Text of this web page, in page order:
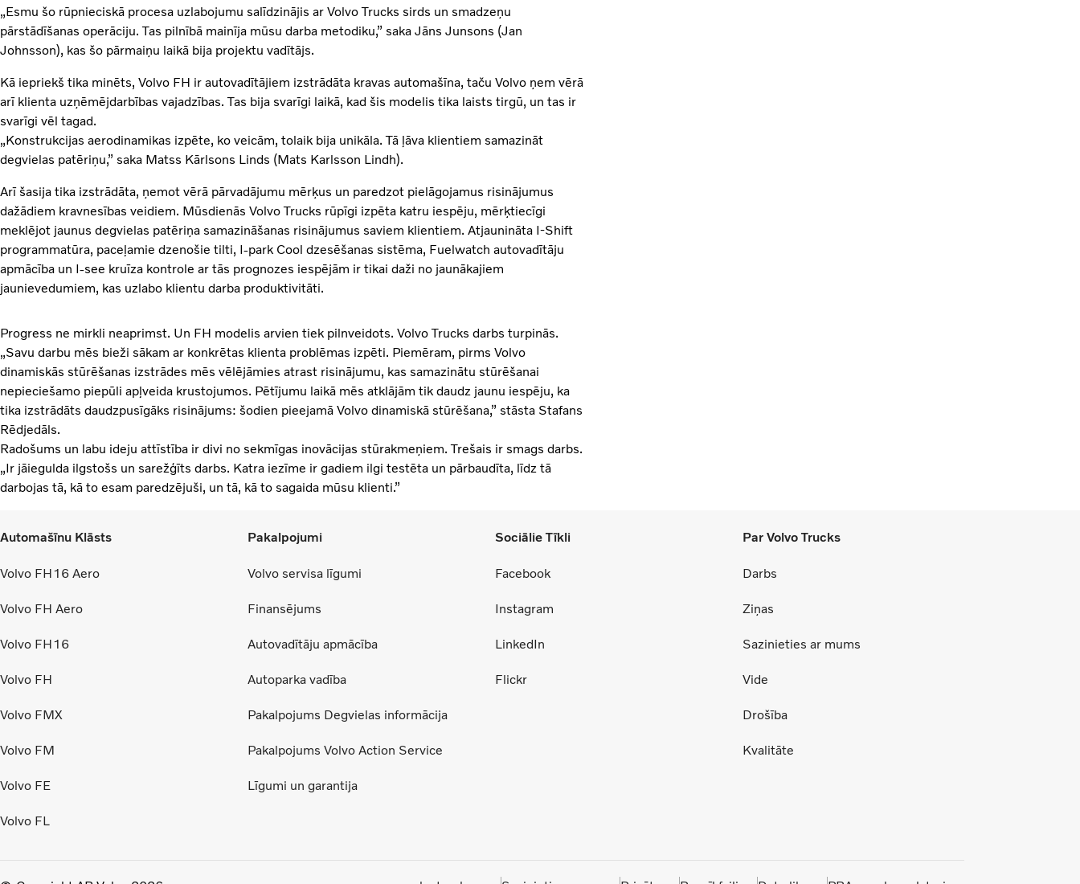
„Esmu šo rūpnieciskā procesa uzlabojumu salīdzinājis ar Volvo Trucks sirds un smadzeņu
pārstādīšanas operāciju. Tas pilnībā mainīja mūsu darba metodiku,” saka Jāns Junsons (Jan
Johnsson), kas šo pārmaiņu laikā bija projektu vadītājs.
Kā iepriekš tika minēts, Volvo FH ir autovadītājiem izstrādāta kravas automašīna, taču Volvo ņem vērā
arī klienta uzņēmējdarbības vajadzības. Tas bija svarīgi laikā, kad šis modelis tika laists tirgū, un tas ir
svarīgi vēl tagad.
„Konstrukcijas aerodinamikas izpēte, ko veicām, tolaik bija unikāla. Tā ļāva klientiem samazināt
degvielas patēriņu,” saka Matss Kārlsons Linds (Mats Karlsson Lindh).
Arī šasija tika izstrādāta, ņemot vērā pārvadājumu mērķus un paredzot pielāgojamus risinājumus
dažādiem kravnesības veidiem. Mūsdienās Volvo Trucks rūpīgi izpēta katru iespēju, mērķtiecīgi
meklējot jaunus degvielas patēriņa samazināšanas risinājumus saviem klientiem. Atjaunināta I-Shift
programmatūra, paceļamie dzenošie tilti, I-park Cool dzesēšanas sistēma, Fuelwatch autovadītāju
apmācība un I-see kruīza kontrole ar tās prognozes iespējām ir tikai daži no jaunākajiem
jaunievedumiem, kas uzlabo klientu darba produktivitāti.
Progress ne mirkli neaprimst. Un FH modelis arvien tiek pilnveidots. Volvo Trucks darbs turpinās.
„Savu darbu mēs bieži sākam ar konkrētas klienta problēmas izpēti. Piemēram, pirms Volvo
dinamiskās stūrēšanas izstrādes mēs vēlējāmies atrast risinājumu, kas samazinātu stūrēšanai
nepieciešamo piepūli apļveida krustojumos. Pētījumu laikā mēs atklājām tik daudz jaunu iespēju, ka
tika izstrādāts daudzpusīgāks risinājums: šodien pieejamā Volvo dinamiskā stūrēšana,” stāsta Stafans
Rēdjedāls.
Radošums un labu ideju attīstība ir divi no sekmīgas inovācijas stūrakmeņiem. Trešais ir smags darbs.
„Ir jāiegulda ilgstošs un sarežģīts darbs. Katra iezīme ir gadiem ilgi testēta un pārbaudīta, līdz tā
darbojas tā, kā to esam paredzējuši, un tā, kā to sagaida mūsu klienti.”
Automašīnu Klāsts
Volvo FH16 Aero
Volvo FH Aero
Volvo FH16
Volvo FH
Volvo FMX
Volvo FM
Volvo FE
Volvo FL
Pakalpojumi
Volvo servisa līgumi
Finansējums
Autovadītāju apmācība
Autoparka vadība
Pakalpojums Degvielas informācija
Pakalpojums Volvo Action Service
Līgumi un garantija
Sociālie Tīkli
Facebook
Instagram
LinkedIn
Flickr
Par Volvo Trucks
Darbs
Ziņas
Sazinieties ar mums
Vide
Drošība
Kvalitāte